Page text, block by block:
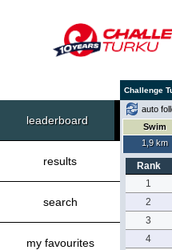
Challenge
leaderboard
results
search
my favourites
auto
Swim
1,9 km
Rank
1
2
3
4